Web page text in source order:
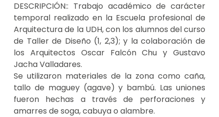
DESCRIPCIÓN:: Trabajo académico de carácter
temporal realizado en la Escuela profesional de
Arquitectura de la UDH, con los alumnos del curso
de Taller de Diseño (1, 2,3); y la colaboración de
los Arquitectos Oscar Falcón Chu y Gustavo
Jacha Valladares.
Se utilizaron materiales de la zona como caña,
tallo de maguey (agave) y bambú. Las uniones
fueron hechas a través de perforaciones y
amarres de soga, cabuya o alambre.